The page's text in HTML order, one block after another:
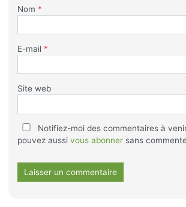
Nom *
E-mail *
Site web
Notifiez-moi des commentaires à
pouvez aussi vous abonnersans